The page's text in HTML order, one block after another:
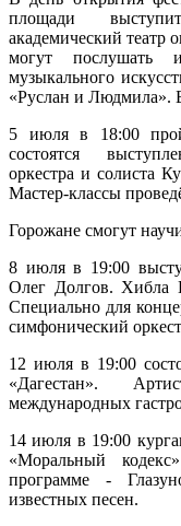
площади
академический театр
могут послушать
музыкального
«Руслан и Людмила».
5 июля в 18:00
состоятся
оркестра и солиста
Мастер-классы
Горожане смогут
8 июля в 19:00
Олег Долгов. Хибла
Специально для
симфонический
12 июля в 19:00
«Дагестан».
международных
14 июля в 19:00
«Моральный
программе -
известных песен.